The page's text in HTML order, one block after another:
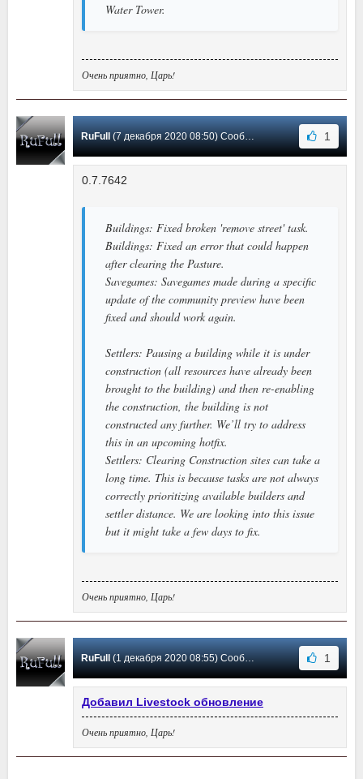
Water Tower.
Очень приятно, Царь!
RuFull(7 декабря 2020 08:50) Сообщение #2 1
0.7.7642
Buildings: Fixed broken 'remove street' task.
Buildings: Fixed an error that could happen
after clearing the Pasture.
Savegames: Savegames made during a specific
update of the community preview have been
fixed and should work again.
Settlers: Pausing a building while it is under
construction (all resources have already been
brought to the building) and then re-enabling
the construction, the building is not
constructed any further. We’ll try to address
this in an upcoming hotfix.
Settlers: Clearing Construction sites can take a
long time. This is because tasks are not always
correctly prioritizing available builders and
settler distance. We are looking into this issue
but it might take a few days to fix.
Очень приятно, Царь!
RuFull(1 декабря 2020 08:55) Сообщение #1 1
Добавил Livestock обновление
Очень приятно, Царь!